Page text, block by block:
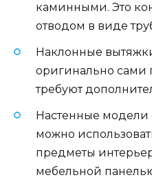
каминными. Это
отводом в виде
Наклонные
оригинально сами
требуют
Настенные
можно
предметы
мебельной